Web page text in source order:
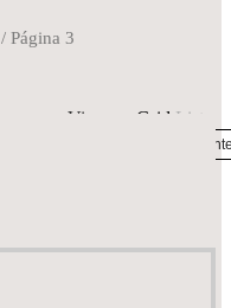
/ Página 3
View on Grid List
Ordenar por mais